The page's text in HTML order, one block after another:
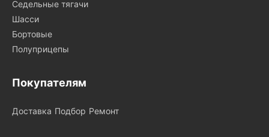
Седельные тягачи
Шасси
Бортовые
Полуприцепы
Покупателям
Доставка Подбор Ремонт